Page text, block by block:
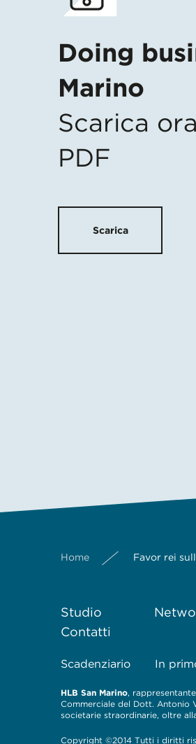
Doing
Marino
Scarica
PDF
Scarica
Home Favor rei
Studio
Contatti
Scadenziario In
HLB San Marino,
Commerciale del Dott. Antonio
societarie straordinarie, oltre
Copyright ©2014 Tutti i diritti